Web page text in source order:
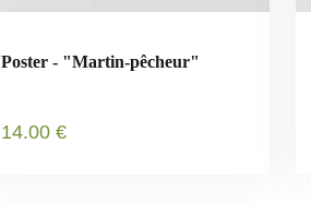
Poster - "Martin-pêcheur"
14.00 €